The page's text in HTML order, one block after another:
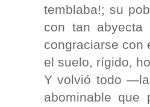
temblaba!; su
con tan abyecta
congraciarse
el suelo, rígido,
Y volvió todo
abominable que